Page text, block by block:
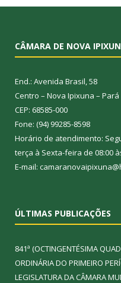
CÂMARA DE NOVA
End.: Avenida Brasil, 58
Centro – Nova Ipixuna – Pará
CEP: 68585-000
Fone: (94) 99285-8598
Horário de atendimento:
terça à Sexta-feira de 08:00
E-mail:
ÚLTIMAS PUBLICAÇÕES
841ª (OCTINGENTÉSIMA
ORDINÁRIA DO PRIMEIRO
LEGISLATURA DA CÂMARA